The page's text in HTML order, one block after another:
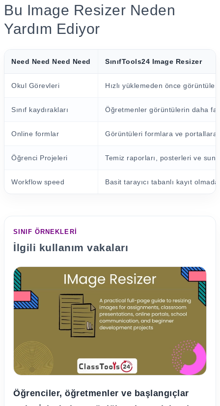
Bu Image Resizer Neden
Yardım Ediyor
Need Need Need Need SınıfTools24 Image Resizer
Okul Görevleri Hızlı yüklemeden önce
Sınıf kaydırakları Öğretmenler görüntülerin daha
Online formlar Görüntüleri formlara ve portallara
Öğrenci Projeleri Temiz raporları, posterleri ve
Workflow speed Basit tarayıcı tabanlı kayıt
SINIF ÖRNEKLERI
İlgili kullanım vakaları
Öğrenciler, öğretmenler ve başlangıçlar